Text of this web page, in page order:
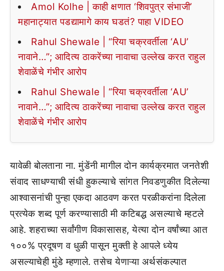
Amol Kolhe | काही क्षणात ‘शिवपुत्र संभाजी’
महानाट्यात पडद्यामागे काय घडतं? पाहा VIDEO
Rahul Shewale | “रिया चक्रवर्तीला ‘AU’
नावाने…”; आदित्य ठाकरेंच्या नावाचा उल्लेख करत राहुल
शेवाळेंचे गंभीर आरोप
Rahul Shewale | “रिया चक्रवर्तीला ‘AU’
नावाने…”; आदित्य ठाकरेंच्या नावाचा उल्लेख करत राहुल
शेवाळेंचे गंभीर आरोप
यावेळी बोलताना ना. मुंडेंनी मागील दोन कार्यक्रमात जनतेशी
संवाद साधण्याची संधी हुकल्याचे सांगत निवडणुकीत दिलेल्या
आश्वासनांची पुन्हा एकदा आठवण करत परळीकरांना दिलेला
प्रत्येक शब्द पूर्ण करण्यासाठी मी कटिबद्ध असल्याचे म्हटले
आहे. शहराच्या सर्वांगीण विकासासह, येत्या दोन वर्षांच्या आत
१००% प्रदूषण व धुळी पासून मुक्ती हे आपले ध्येय
असल्याचेही मुंडे म्हणाले. तसेच येणाऱ्या अर्थसंकल्पात